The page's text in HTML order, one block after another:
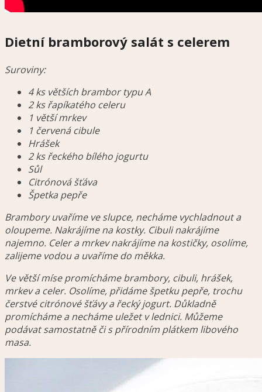
Dietní bramborový salát s celerem
Suroviny:
4 ks větších brambor typu A
2 ks řapíkatého celeru
1 větší mrkev
1 červená cibule
Hrášek
2 ks řeckého bílého jogurtu
Sůl
Citrónová šťáva
Špetka pepře
Brambory uvaříme ve slupce, necháme vychladnout a
oloupeme. Nakrájíme na kostky. Cibuli nakrájíme
najemno. Celer a mrkev nakrájíme na kostičky, osolíme,
zalijeme vodou a uvaříme do měkka.
Ve větší míse promícháme brambory, cibuli, hrášek,
mrkev a celer. Osolíme, přidáme špetku pepře, trochu
čerstvé citrónové šťávy a řecký jogurt. Důkladně
promícháme a necháme uležet v lednici. Můžeme
podávat samostatně či s přírodním plátkem libového
masa.